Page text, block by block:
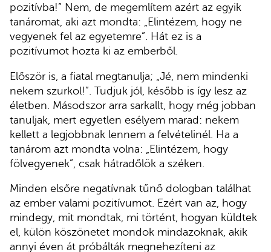
pozitívba!” Nem, de megemlítem azért az egyik
tanáromat, aki azt mondta: „Elintézem, hogy ne
vegyenek fel az egyetemre”. Hát ez is a
pozitívumot hozta ki az emberből.
Először is, a fiatal megtanulja; „Jé, nem mindenki
nekem szurkol!”. Tudjuk jól, később is így lesz az
életben. Másodszor arra sarkallt, hogy még jobban
tanuljak, mert egyetlen esélyem marad: nekem
kellett a legjobbnak lennem a felvételinél. Ha a
tanárom azt mondta volna: „Elintézem, hogy
fölvegyenek”, csak hátradőlök a széken.
Minden elsőre negatívnak tűnő dologban találhat
az ember valami pozitívumot. Ezért van az, hogy
mindegy, mit mondtak, mi történt, hogyan küldtek
el, külön köszönetet mondok mindazoknak, akik
annyi éven át próbálták megnehezíteni az